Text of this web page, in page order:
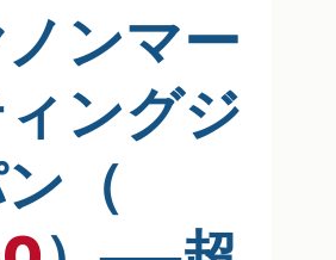
ンマー
ングジ
（